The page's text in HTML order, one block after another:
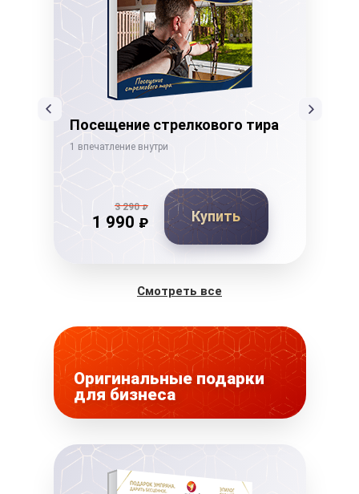
Посещение стрелкового тира
1 впечатление внутри
3 290₽
1 990 ₽ Купить
Смотреть все
Оригинальные подарки
для бизнеса